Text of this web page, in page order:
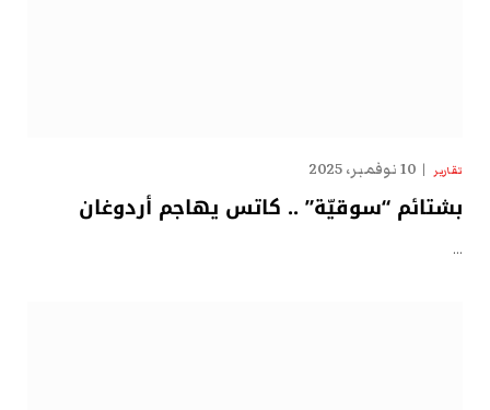
تقارير 10 نوفمبر، 2025
بشتائم “سوقيّة” .. كاتس يهاجم أردوغان
…